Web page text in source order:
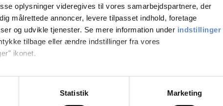
oplysninger videregives til vores samarbejdspartnere, der
målrettede annoncer, levere tilpasset indhold, foretage
og udvikle tjenester. Se mere information under indstillinger
tilbage eller ændre indstillinger fra vores
ikonet.
kan være nøjagtig inden for få meter
Statistik Marketing
Sønderborg-Vollerup
flotte rating. vh team danhostel